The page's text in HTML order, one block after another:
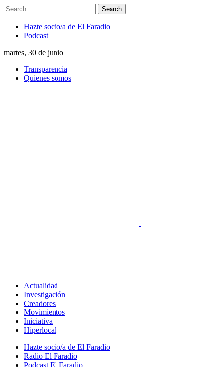
Hazte socio/a de El Faradio
Podcast
martes, 30 de junio
Transparencia
Quienes somos
Actualidad
Investigación
Creadores
Movimientos
Iniciativa
Hiperlocal
Hazte socio/a de El Faradio
Radio El Faradio
Podcast El Faradio